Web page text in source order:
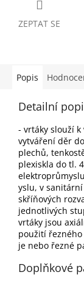
ZEPTAT SE
Popis
Detailní
- vrtáky slouží
vytváření děr
plechů,
plexiskla do tl.
yslu, v
skříňových
jednotlivých
vrtáky jsou
použití řezného
je nebo řezné
Doplňkové